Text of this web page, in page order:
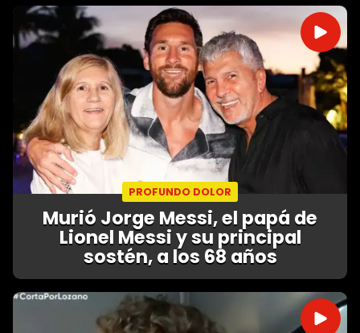
PROFUNDO DOLOR
Murió Jorge Messi, el papá de
Lionel Messi y su principal
sostén, a los 68 años